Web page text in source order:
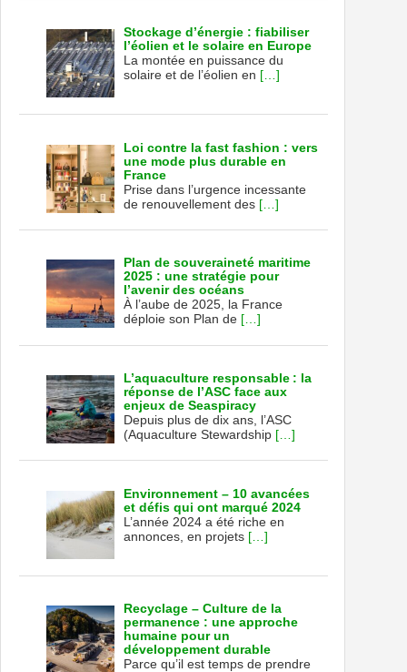
Stockage d’énergie : fiabiliser
l’éolien et le solaire en Europe
La montée en puissance du
solaire et de l’éolien en […]
Loi contre la fast fashion : vers
une mode plus durable en
France
Prise dans l’urgence incessante
de renouvellement des […]
Plan de souveraineté maritime
2025 : une stratégie pour
l’avenir des océans
À l’aube de 2025, la France
déploie son Plan de […]
L’aquaculture responsable : la
réponse de l’ASC face aux
enjeux de Seaspiracy
Depuis plus de dix ans, l’ASC
(Aquaculture Stewardship […]
Environnement – 10 avancées
et défis qui ont marqué 2024
L’année 2024 a été riche en
annonces, en projets […]
Recyclage – Culture de la
permanence : une approche
humaine pour un
développement durable
Parce qu’il est temps de prendre